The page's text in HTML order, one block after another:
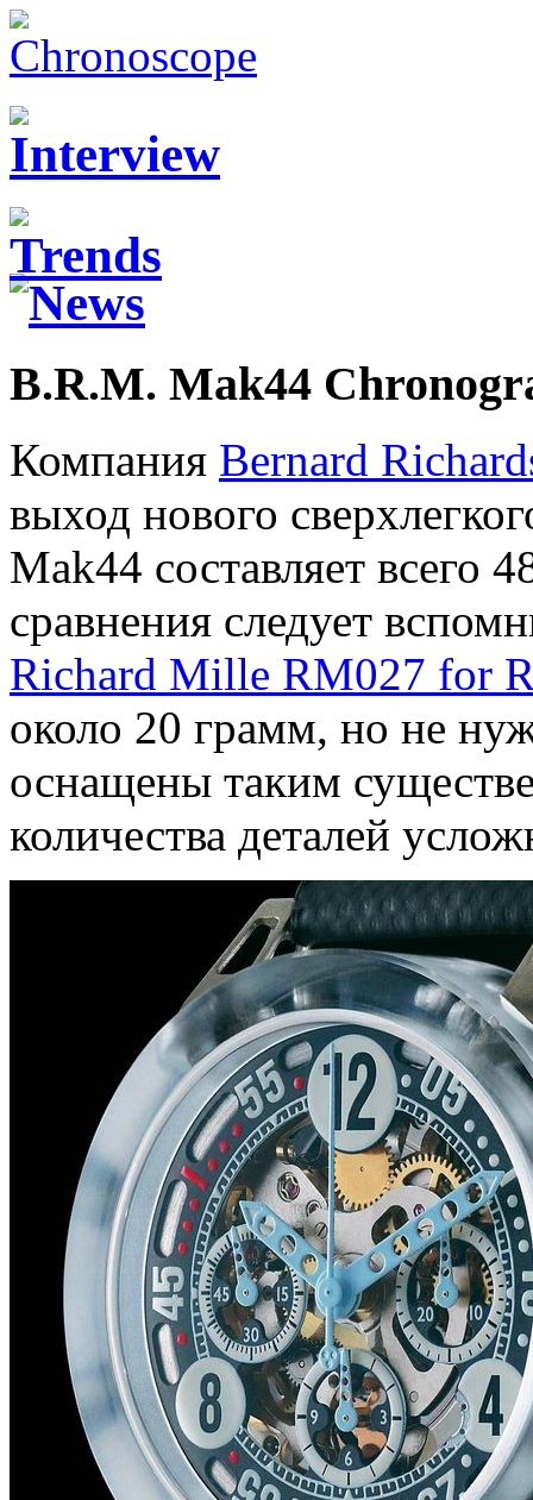
B.R.M. Mak44
Компания Bernard
выход нового
Mak44 составляет всего
сравнения следует
Richard Mille RM027 for
около 20 грамм, но не
оснащены таким
количества деталей